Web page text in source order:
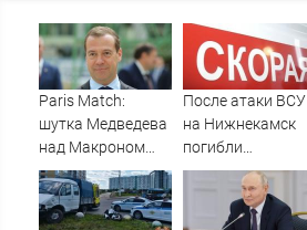
Paris Match:
шутка Медведева
над Макроном
вызвала
возмущение во
Франции
После атаки ВСУ
на Нижнекамск
погибли
граждане
Таджикистана и
Узбекистана -